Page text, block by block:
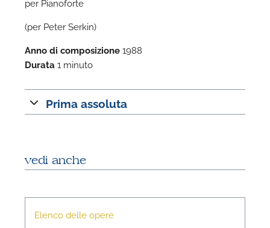
(per Peter Serkin)
Anno di composizione 1988
Durata 1 minuto
Prima assoluta
vedi anche
Elenco delle opere